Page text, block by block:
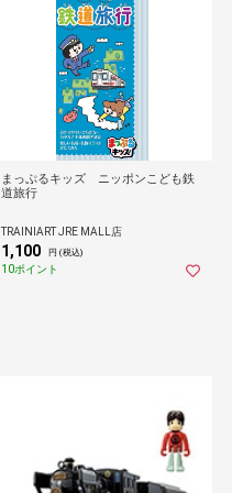
まっぷるキッズ ニッポンこども鉄
道旅行
TRAINIART JRE MALL店
1,100 円 (税込)
10ポイント